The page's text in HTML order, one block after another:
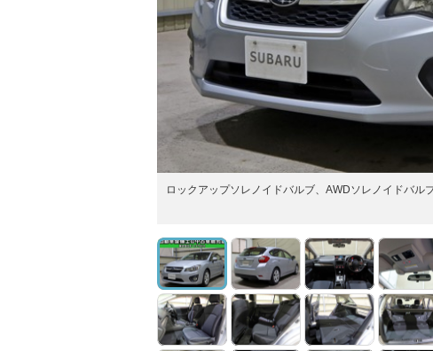
ロックアップソレノイドバルブ、AWDソレノイドバル